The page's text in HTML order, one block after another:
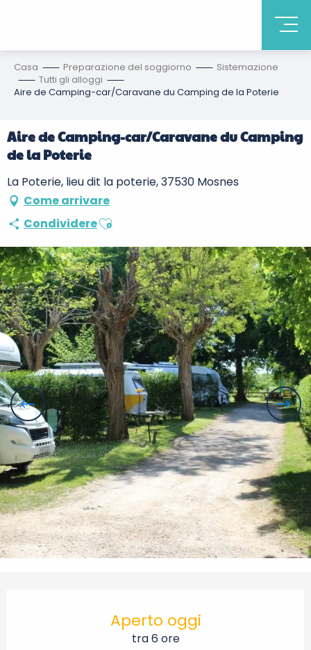
Casa Preparazione del soggiorno
Sistemazione
Tutti gli alloggi
Aire de Camping-car/Caravane du Camping de la Poterie
Aire de Camping-car/Caravane du Camping
de la Poterie
La Poterie, lieu dit la poterie, 37530 Mosnes
Come arrivare
CondividereAjouter aux favoris
Aperto oggi
tra 6 ore